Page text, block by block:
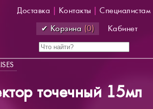
Доставка Контакты
Специалистам
✔ Корзина (0) Кабинет
точечный 15мл